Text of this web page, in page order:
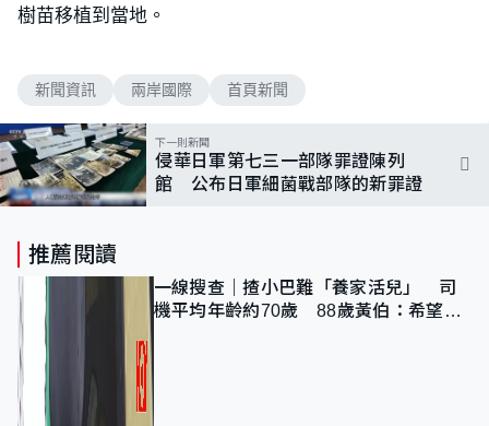
樹苗移植到當地。
新聞資訊 兩岸國際 首頁新聞
下一則新聞
侵華日軍第七三一部隊罪證陳列
館 公布日軍細菌戰部隊的新罪證
推薦閱讀
一線搜查｜揸小巴難「養家活兒」 司
機平均年齡約70歲 88歲黃伯：希望一